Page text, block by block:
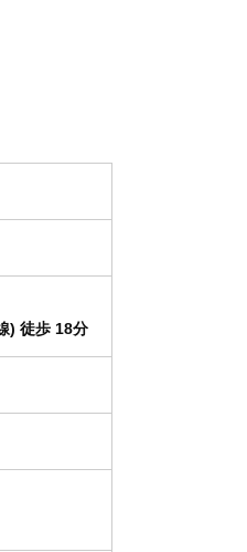
) 徒歩 18分